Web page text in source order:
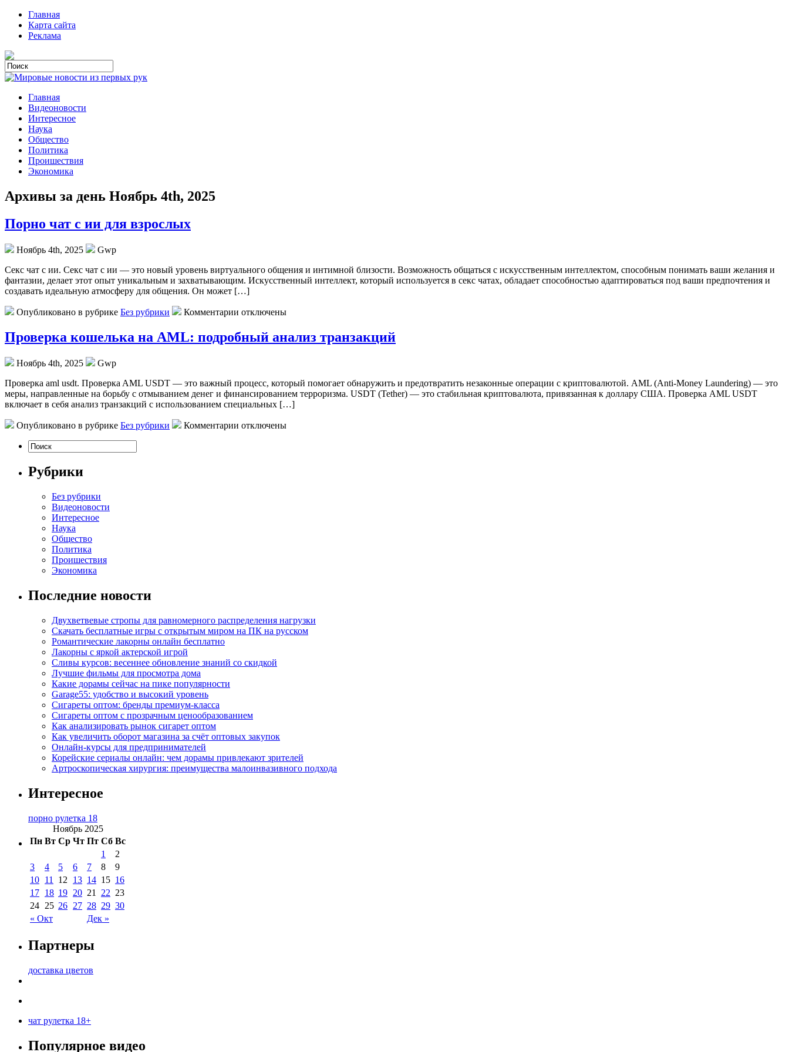
Главная
Карта сайта
Реклама
Главная
Видеоновости
Интересное
Наука
Общество
Политика
Проишествия
Экономика
Архивы за день Ноябрь 4th, 2025
Порно чат с ии для взрослых
Ноябрь 4th, 2025
Gwp
Сeкс чaт с ии. Сeкс чaт с ии — это новый уровень виртуального общения и интимной близости. Возможность общаться с искусственным интеллектом, способным понимать ваши желания и
фантазии, делает этот опыт уникальным и захватывающим. Искусственный интеллект, который используется в секс чатах, обладает способностью адаптироваться под ваши предпочтения и
создавать идеальную атмосферу для общения. Он может […]
Опубликовано в рубрике Без рубрики Комментарии отключены
Проверка кошелька на AML: подробный анализ транзакций
Ноябрь 4th, 2025
Gwp
Прoвeркa aml usdt. Прoвeркa AML USDT — этo важный процесс, который помогает обнаружить и предотвратить незаконные операции с криптовалютой. AML (Anti-Money Laundering) — это
меры, направленные на борьбу с отмыванием денег и финансированием терроризма. USDT (Tether) — это стабильная криптовалюта, привязанная к доллару США. Проверка AML USDT
включает в себя анализ транзакций с использованием специальных […]
Опубликовано в рубрике Без рубрики Комментарии отключены
Рубрики
Без рубрики
Видеоновости
Интересное
Наука
Общество
Политика
Проишествия
Экономика
Последние новости
Двухветвевые стропы для равномерного распределения нагрузки
Скачать бесплатные игры с открытым миром на ПК на русском
Романтические лакорны онлайн бесплатно
Лакорны с яркой актерской игрой
Сливы курсов: весеннее обновление знаний со скидкой
Лучшие фильмы для просмотра дома
Какие дорамы сейчас на пике популярности
Garage55: удобство и высокий уровень
Сигареты оптом: бренды премиум-класса
Сигареты оптом с прозрачным ценообразованием
Как анализировать рынок сигарет оптом
Как увеличить оборот магазина за счёт оптовых закупок
Онлайн-курсы для предпринимателей
Корейские сериалы онлайн: чем дорамы привлекают зрителей
Артроскопическая хирургия: преимущества малоинвазивного подхода
Интересное
порно рулетка 18
Ноябрь 2025
Пн Вт Ср Чт Пт Сб Вс
« Окт Дек »
1
2
3
4 5 6 7 8
9
10 11 12 13 14 15 16
17 18 19 20 21 22 23
24 25 26 27 28 29 30
Партнеры
доставка цветов
чат рулетка 18+
Популярное видео